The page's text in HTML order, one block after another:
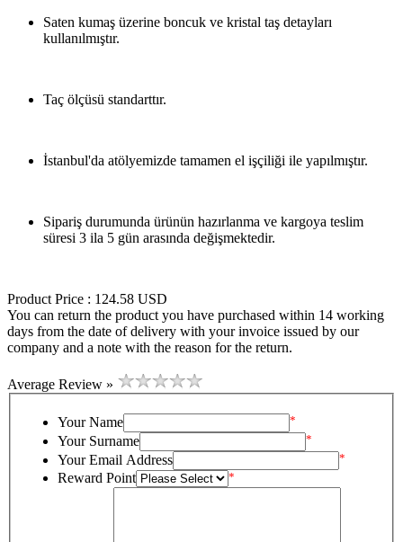
Saten kumaş üzerine boncuk ve kristal taş detayları
kullanılmıştır.
Taç ölçüsü standarttır.
İstanbul'da atölyemizde tamamen el işçiliği ile yapılmıştır.
Sipariş durumunda ürünün hazırlanma ve kargoya teslim
süresi 3 ila 5 gün arasında değişmektedir.
Product Price : 124.58 USD
You can return the product you have purchased within 14 working
days from the date of delivery with your invoice issued by our
company and a note with the reason for the return.
Average Review »
Your Name *
Your Surname *
Your Email Address *
Reward Point *